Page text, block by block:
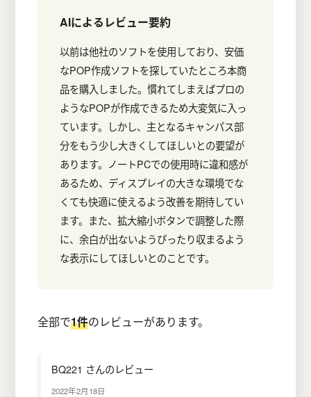
AIによるレビュー要約
以前は他社のソフトを使用しており、安価
なPOP作成ソフトを探していたところ本商
品を購入しました。慣れてしまえばプロの
ようなPOPが作成できるため大変気に入っ
ています。しかし、主となるキャンパス部
分をもう少し大きくしてほしいとの要望が
あります。ノートPCでの使用時に違和感が
あるため、ディスプレイの大きな環境でな
くても快適に使えるよう改善を期待してい
ます。また、拡大縮小ボタンで調整した際
に、余白が出ないようぴったり収まるよう
な表示にしてほしいとのことです。
全部で1件のレビューがあります。
BQ221 さんのレビュー
2022年2月18日